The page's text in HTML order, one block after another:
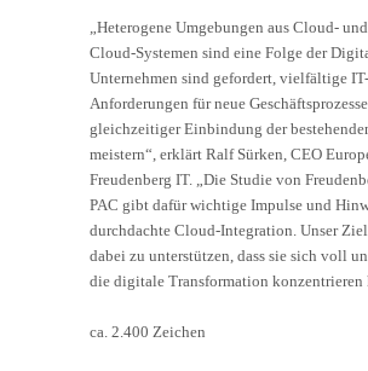
„Heterogene Umgebungen aus Cloud-
Cloud-Systemen sind eine Folge der
Unternehmen sind gefordert, vielfältige IT-
Anforderungen für neue
gleichzeitiger Einbindung der
meistern“, erklärt Ralf Sürken, CEO
Freudenberg IT. „Die Studie von
PAC gibt dafür wichtige Impulse und
durchdachte Cloud-Integration. Unser
dabei zu unterstützen, dass sie sich voll
die digitale Transformation konzentrieren
ca. 2.400 Zeichen